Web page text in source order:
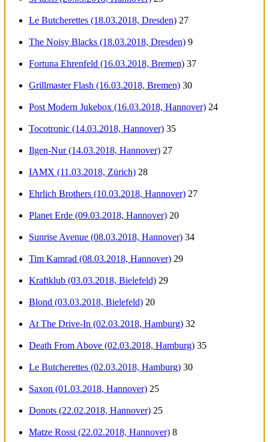
Le Butcherettes (18.03.2018, Dresden) 27
The Noisy Blacks (18.03.2018, Dresden) 9
Fortuna Ehrenfeld (16.03.2018, Bremen) 37
Grillmaster Flash (16.03.2018, Bremen) 30
Post Modern Jukebox (16.03.2018, Hannover) 24
Tocotronic (14.03.2018, Hannover) 35
Ilgen-Nur (14.03.2018, Hannover) 27
IAMX (11.03.2018, Zürich) 28
Ehrlich Brothers (10.03.2018, Hannover) 27
Planet Erde (09.03.2018, Hannover) 20
Sunrise Avenue (08.03.2018, Hannover) 34
Tim Kamrad (08.03.2018, Hannover) 29
Kraftklub (03.03.2018, Bielefeld) 29
Blond (03.03.2018, Bielefeld) 20
At The Drive-In (02.03.2018, Hamburg) 32
Death From Above (02.03.2018, Hamburg) 35
Le Butcherettes (02.03.2018, Hamburg) 30
Saxon (01.03.2018, Hannover) 25
Donots (22.02.2018, Hannover) 25
Matze Rossi (22.02.2018, Hannover) 8